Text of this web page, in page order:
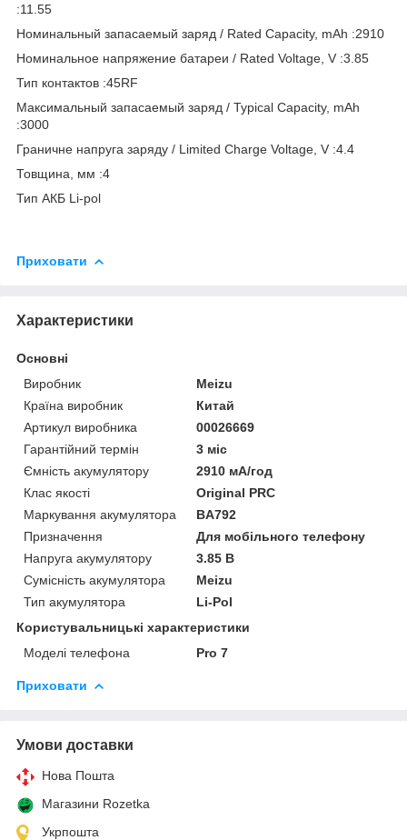
:11.55
Номинальный запасаемый заряд / Rated Capacity, mAh :2910
Номинальное напряжение батареи / Rated Voltage, V :3.85
Тип контактов :45RF
Максимальный запасаемый заряд / Typical Capacity, mAh
:3000
Граничне напруга заряду / Limited Charge Voltage, V :4.4
Товщина, мм :4
Тип АКБ Li-pol
Приховати
Характеристики
Основні
Виробник
Meizu
Країна виробник
Китай
Артикул виробника
00026669
Гарантійний термін
3 міс
Ємність акумулятору
2910 мА/год
Клас якості
Original PRC
Маркування акумулятора
BA792
Призначення
Для мобільного телефону
Напруга акумулятору
3.85 В
Сумісність акумулятора
Meizu
Тип акумулятора
Li-Pol
Користувальницькі характеристики
Моделі телефона
Pro 7
Приховати
Умови доставки
Нова Пошта
Магазини Rozetka
Укрпошта